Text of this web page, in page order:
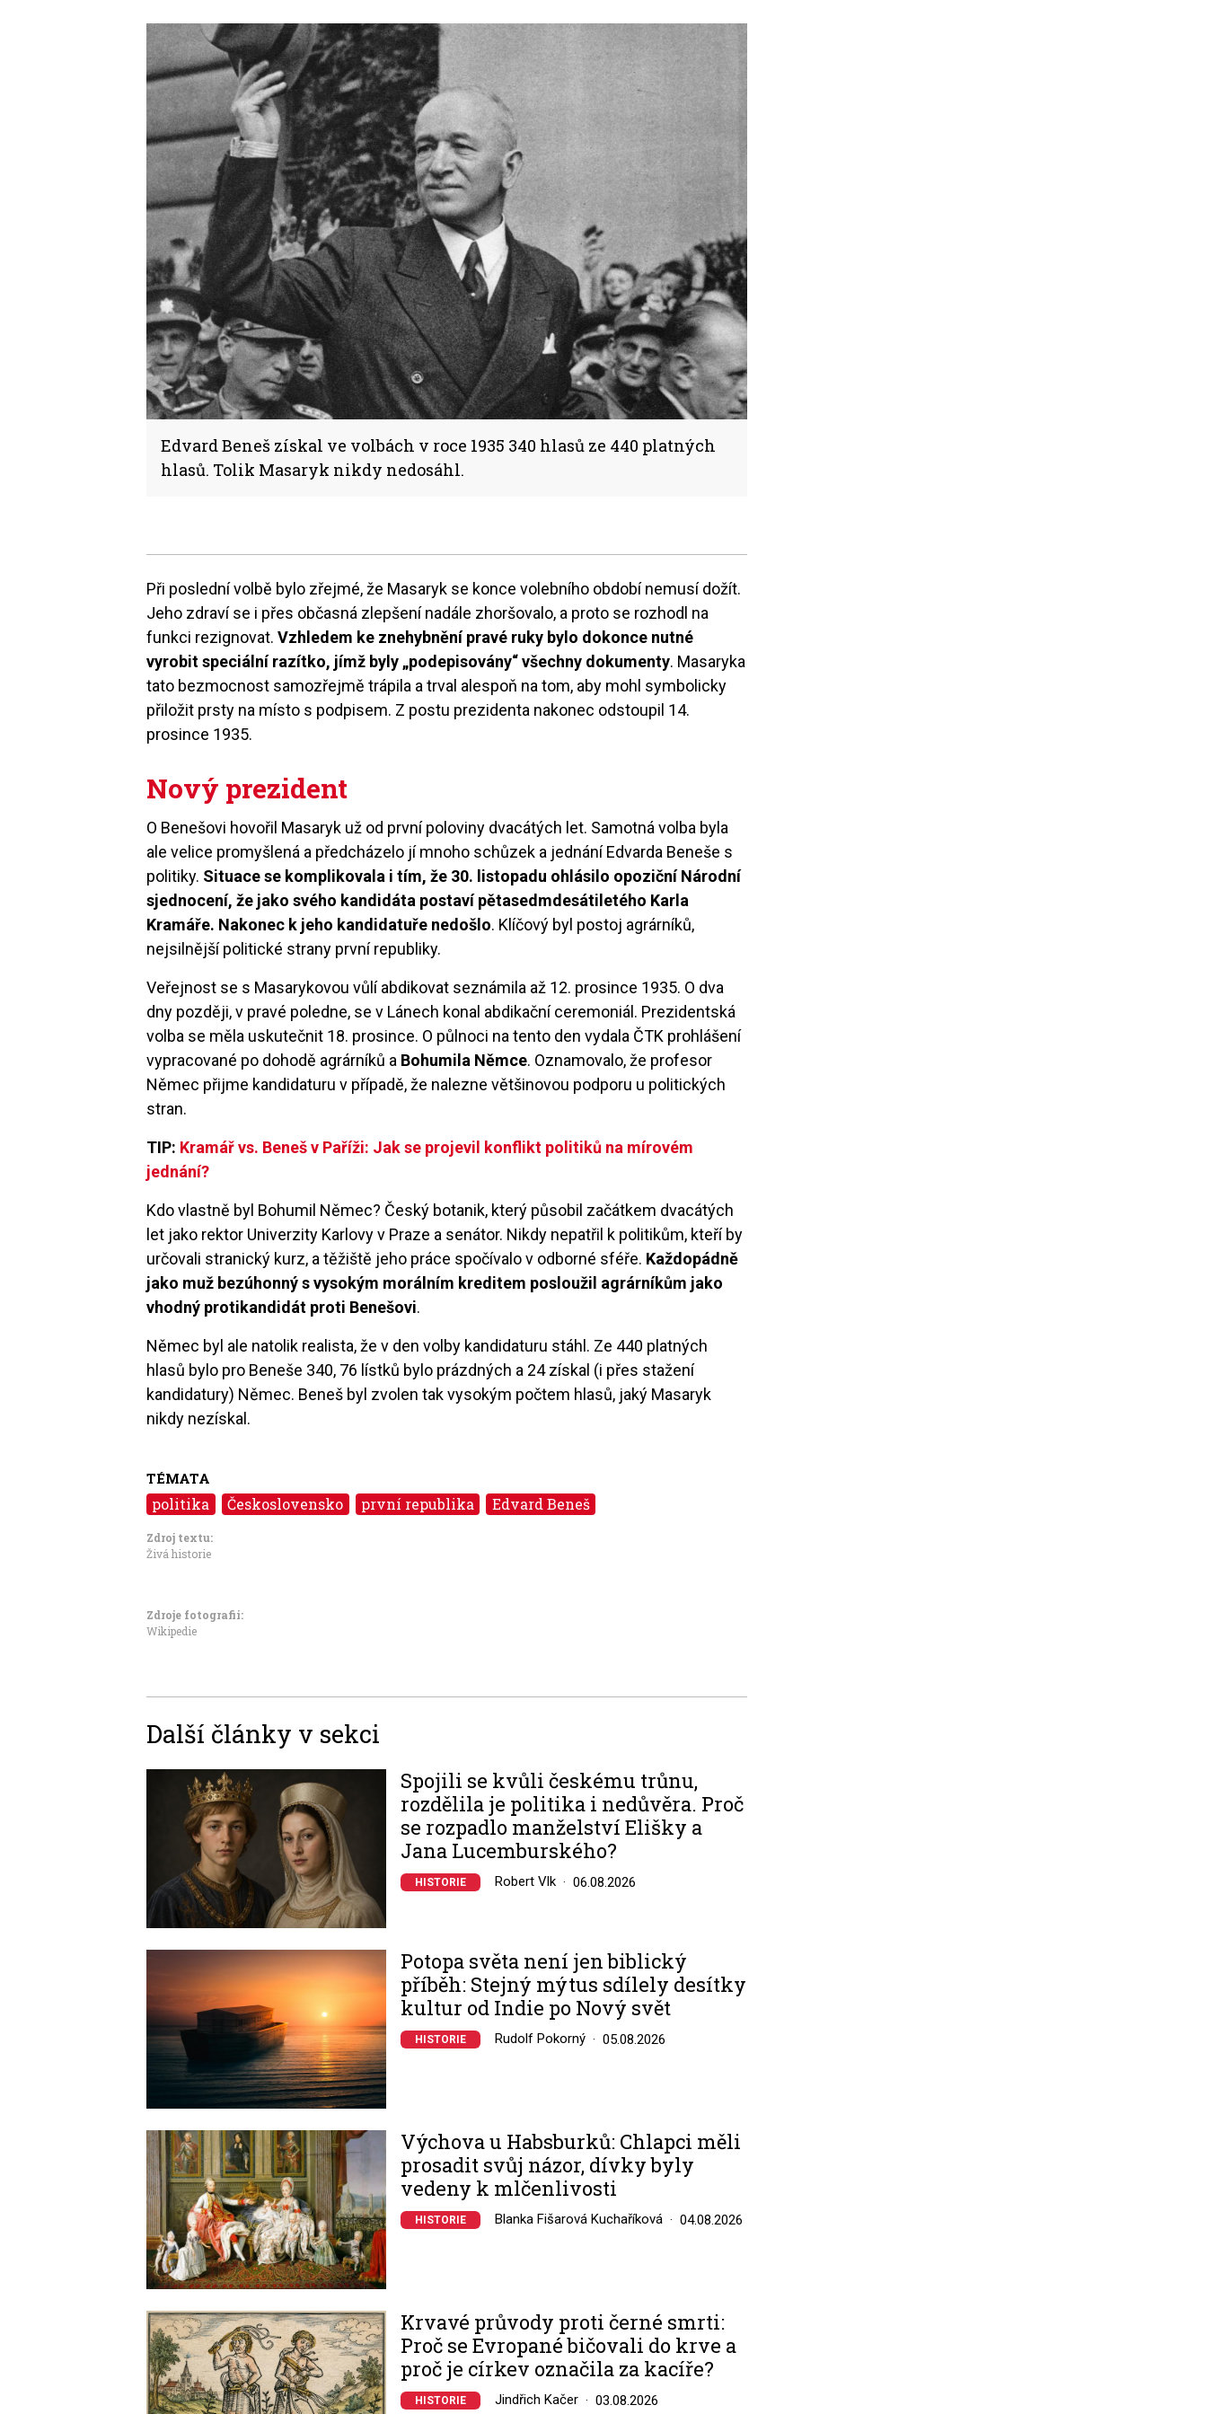
Edvard Beneš získal ve volbách v roce 1935 340 hlasů ze 440 platných
hlasů. Tolik Masaryk nikdy nedosáhl.
Při poslední volbě bylo zřejmé, že Masaryk se konce volebního období nemusí dožít.
Jeho zdraví se i přes občasná zlepšení nadále zhoršovalo, a proto se rozhodl na
funkci rezignovat.Vzhledem ke znehybnění pravé ruky bylo dokonce nutné
vyrobit speciální razítko, jímž byly „podepisovány“ všechny dokumenty. Masaryka
tato bezmocnost samozřejmě trápila a trval alespoň na tom, aby mohl symbolicky
přiložit prsty na místo s podpisem. Z postu prezidenta nakonec odstoupil 14.
prosince 1935.
Nový prezident
O Benešovi hovořil Masaryk už od první poloviny dvacátých let. Samotná volba byla
ale velice promyšlená a předcházelo jí mnoho schůzek a jednání Edvarda Beneše s
politiky. Situace se komplikovala i tím, že 30. listopadu ohlásilo opoziční Národní
sjednocení, že jako svého kandidáta postaví pětasedmdesátiletého Karla
Kramáře. Nakonec k jeho kandidatuře nedošlo. Klíčový byl postoj agrárníků,
nejsilnější politické strany první republiky.
Veřejnost se s Masarykovou vůlí abdikovat seznámila až 12. prosince 1935. O dva
dny později, v pravé poledne, se v Lánech konal abdikační ceremoniál. Prezidentská
volba se měla uskutečnit 18. prosince. O půlnoci na tento den vydala ČTK prohlášení
vypracované po dohodě agrárníků a Bohumila Němce. Oznamovalo, že profesor
Němec přijme kandidaturu v případě, že nalezne většinovou podporu u politických
stran.
TIP: Kramář vs. Beneš v Paříži: Jak se projevil konflikt politiků na mírovém
jednání?
Kdo vlastně byl Bohumil Němec? Český botanik, který působil začátkem dvacátých
let jako rektor Univerzity Karlovy v Praze a senátor. Nikdy nepatřil k politikům, kteří by
určovali stranický kurz, a těžiště jeho práce spočívalo v odborné sféře. Každopádně
jako muž bezúhonný s vysokým morálním kreditem posloužil agrárníkům jako
vhodný protikandidát proti Benešovi.
Němec byl ale natolik realista, že v den volby kandidaturu stáhl. Ze 440 platných
hlasů bylo pro Beneše 340, 76 lístků bylo prázdných a 24 získal (i přes stažení
kandidatury) Němec. Beneš byl zvolen tak vysokým počtem hlasů, jaký Masaryk
nikdy nezískal.
TÉMATA
politika Československo první republika Edvard Beneš
Zdroj textu:
Živá historie
Zdroje fotografii:
Wikipedie
Další články v sekci
Spojili se kvůli českému trůnu,
rozdělila je politika i nedůvěra. Proč
se rozpadlo manželství Elišky a
Jana Lucemburského?
HISTORIE Robert Vlk 06.08.2026
Potopa světa není jen biblický
příběh: Stejný mýtus sdílely desítky
kultur od Indie po Nový svět
HISTORIE Rudolf Pokorný 05.08.2026
Image
Výchova u Habsburků: Chlapci měli
prosadit svůj názor, dívky byly
vedeny k mlčenlivosti
HISTORIE Blanka Fišarová Kuchaříková 04.08.2026
Image
Krvavé průvody proti černé smrti:
Proč se Evropané bičovali do krve a
proč je církev označila za kacíře?
HISTORIE Jindřich Kačer 03.08.2026